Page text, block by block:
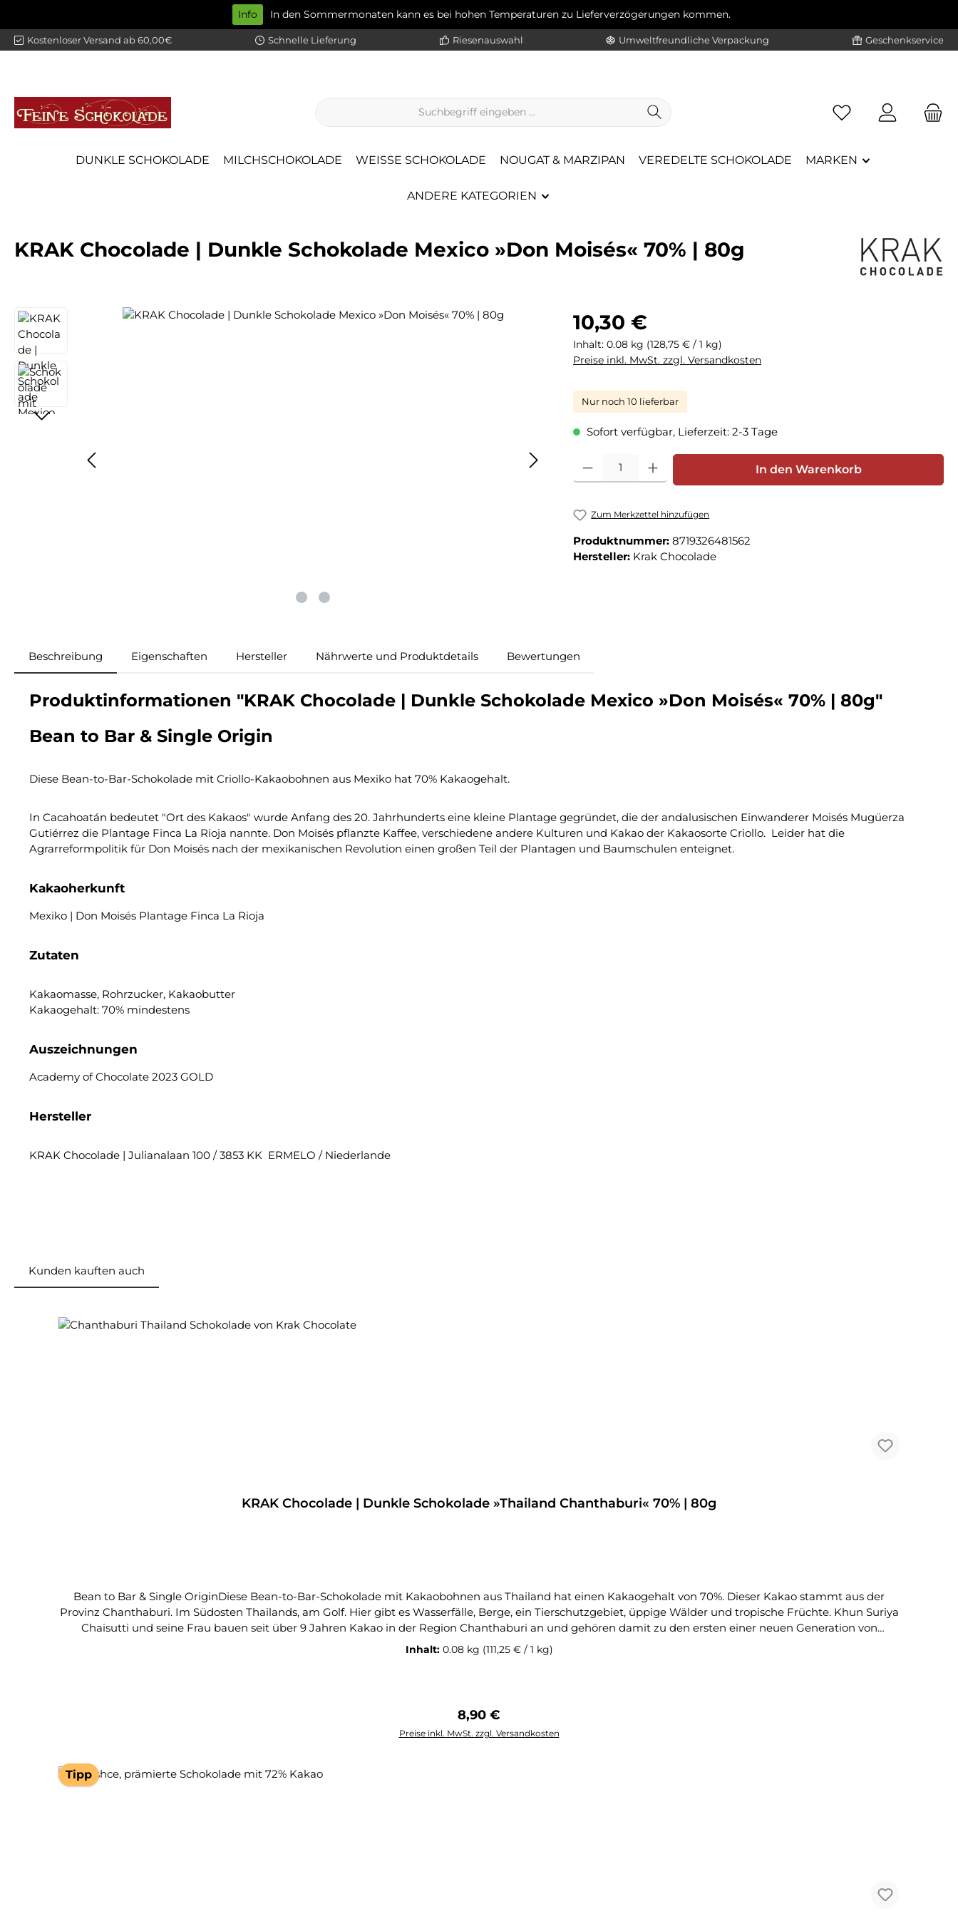
Info In den Sommermonaten kann es bei hohen Temperaturen zu Lieferverzögerungen kommen.
Kostenloser Versand ab 60,00€ Schnelle Lieferung Riesenauswahl Umweltfreundliche Verpackung Geschenkservice
DUNKLE SCHOKOLADE MILCHSCHOKOLADE WEISSE SCHOKOLADE NOUGAT & MARZIPAN VEREDELTE SCHOKOLADE MARKEN
ANDERE KATEGORIEN
KRAK Chocolade | Dunkle Schokolade Mexico »Don Moisés« 70% | 80g
Bildergalerie überspringen Regulärer Preis:
10,30 €
Inhalt: 0.08 kg (128,75 € / 1 kg)
Preise inkl. MwSt. zzgl. Versandkosten
Nur noch 10 lieferbar
Sofort verfügbar, Lieferzeit: 2-3 Tage
Produkt Anzahl: Gib den gewünschten Wert ein oder benutze die
In den Warenkorb
Zum Merkzettel hinzufügen
Produktnummer: 8719326481562
Hersteller: Krak Chocolade
Beschreibung Eigenschaften Hersteller Nährwerte und Produktdetails Bewertungen
Produktinformationen "KRAK Chocolade | Dunkle Schokolade Mexico »Don Moisés« 70% | 80g"
Bean to Bar & Single Origin
Diese Bean-to-Bar-Schokolade mit Criollo-Kakaobohnen aus Mexiko hat 70% Kakaogehalt.
In Cacahoatán bedeutet "Ort des Kakaos" wurde Anfang des 20. Jahrhunderts eine kleine Plantage gegründet, die der andalusischen Einwanderer Moisés Mugüerza
Gutiérrez die Plantage Finca La Rioja nannte. Don Moisés pflanzte Kaffee, verschiedene andere Kulturen und Kakao der Kakaosorte Criollo. Leider hat die
Agrarreformpolitik für Don Moisés nach der mexikanischen Revolution einen großen Teil der Plantagen und Baumschulen enteignet.
Kakaoherkunft
Mexiko | Don Moisés Plantage Finca La Rioja
Zutaten
Kakaomasse, Rohrzucker, Kakaobutter
Kakaogehalt: 70% mindestens
Auszeichnungen
Academy of Chocolate 2023 GOLD
Hersteller
KRAK Chocolade | Julianalaan 100 / 3853 KK ERMELO / Niederlande
Kunden kauften auch
KRAK Chocolade | Dunkle Schokolade »Thailand Chanthaburi« 70% | 80g
Bean to Bar & Single OriginDiese Bean-to-Bar-Schokolade mit Kakaobohnen aus Thailand hat einen Kakaogehalt von 70%. Dieser Kakao stammt aus der
Provinz Chanthaburi. Im Südosten Thailands, am Golf. Hier gibt es Wasserfälle, Berge, ein Tierschutzgebiet, üppige Wälder und tropische Früchte. Khun Suriya
Chaisutti und seine Frau bauen seit über 9 Jahren Kakao in der Region Chanthaburi an und gehören damit zu den ersten einer neuen Generation von
Landwirten. Heute verfügen sie über ein Netzwerk von 40 Bauern, die sie durch den Zugang zu angemessenen Schulungen, Ressourcen und einem Markt
unterstützen, der für einen nachhaltigen Kakaoanbau erforderlich ist. Die Suriya Farm konzentriert sich auf den Anbau von Kakao in Premium-Qualität. Sie
Inhalt: 0.08 kg (111,25 € / 1 kg)
Regulärer Preis:
8,90 €
Preise inkl. MwSt. zzgl. Versandkosten
Tipp